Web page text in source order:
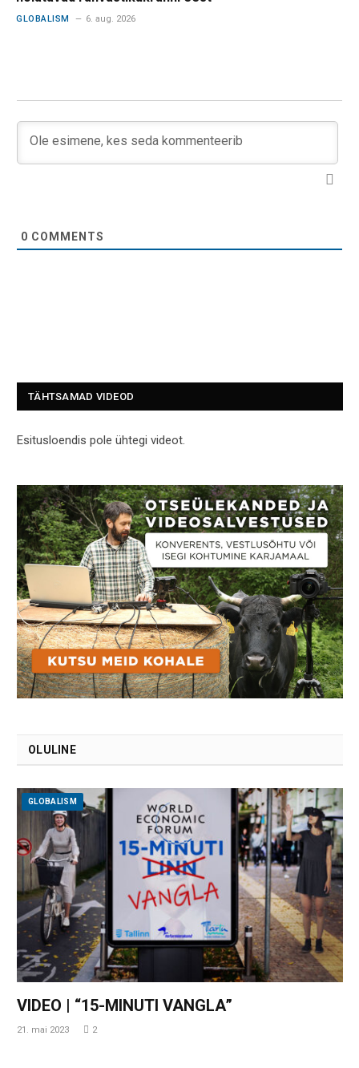
GLOBALISM 6. aug. 2026
0 COMMENTS
TÄHTSAMAD VIDEOD
Esitusloendis pole ühtegi videot.
OLULINE
GLOBALISM
VIDEO | “15-MINUTI VANGLA”
21. mai 2023 2